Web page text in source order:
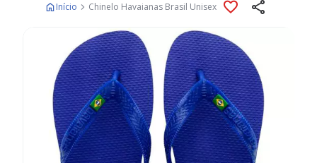
Início Chinelo Havaianas Brasil Unisex
Galeria
imagens